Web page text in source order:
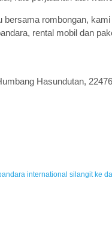
bersama rombongan,
rental mobil dan
Hasundutan,
international silangit ke